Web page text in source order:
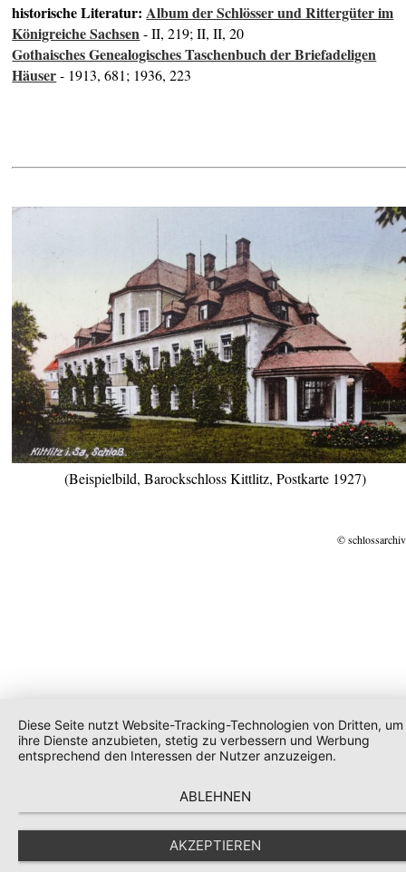
historische Literatur:Album der Schlösser und Rittergüter im
Königreiche Sachsen- II, 219; II, II, 20
Gothaisches Genealogisches Taschenbuch der Briefadeligen
Häuser- 1913, 681; 1936, 223
(Beispielbild, Barockschloss Kittlitz, Postkarte 1927)
©
Diese Seite nutzt Website-Tracking-Technologien von Dritten, um
ihre Dienste anzubieten, stetig zu verbessern und Werbung
entsprechend den Interessen der Nutzer anzuzeigen.
ABLEHNEN
AKZEPTIEREN